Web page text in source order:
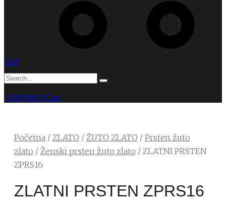
Cart
0,00 KM 0 Cart
Početna / ZLATO / ŽUTO ZLATO / Prsten žuto
zlato / Ženski prsten žuto zlato / ZLATNI PRSTEN
ZPRS16
ZLATNI PRSTEN ZPRS16